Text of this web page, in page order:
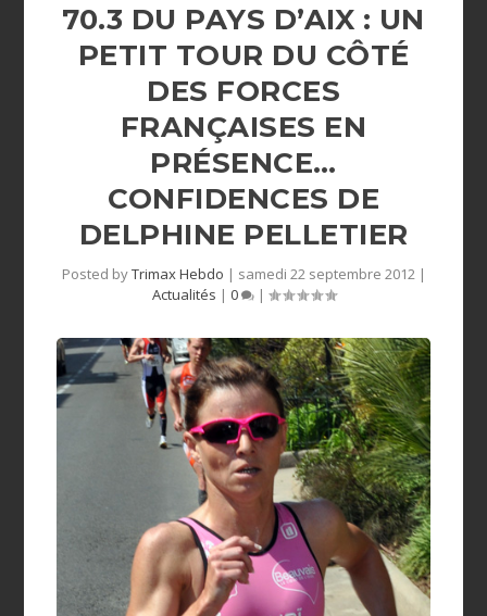
70.3 DU PAYS D’AIX : UN
PETIT TOUR DU CÔTÉ
DES FORCES
FRANÇAISES EN
PRÉSENCE…
CONFIDENCES DE
DELPHINE PELLETIER
Posted byTrimax Hebdo | samedi 22 septembre 2012|
Actualités | 0 |